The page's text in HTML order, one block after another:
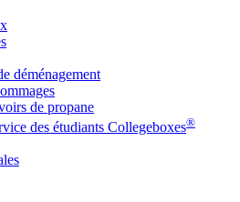
déménagement
de propane
des étudiants Collegeboxes®